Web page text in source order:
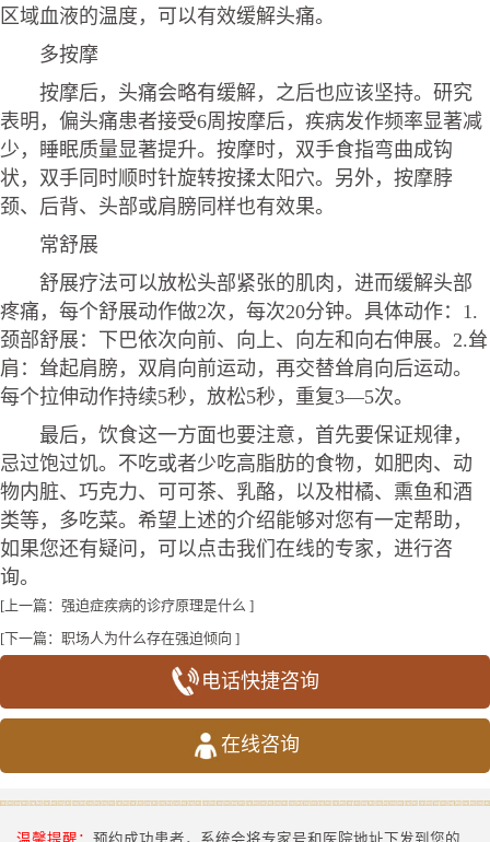
区域血液的温度，可以有效缓解头痛。
多按摩
按摩后，头痛会略有缓解，之后也应该坚持。研究
表明，偏头痛患者接受6周按摩后，疾病发作频率显著减
少，睡眠质量显著提升。按摩时，双手食指弯曲成钩
状，双手同时顺时针旋转按揉太阳穴。另外，按摩脖
颈、后背、头部或肩膀同样也有效果。
常舒展
舒展疗法可以放松头部紧张的肌肉，进而缓解头部
疼痛，每个舒展动作做2次，每次20分钟。具体动作：1.
颈部舒展：下巴依次向前、向上、向左和向右伸展。2.耸
肩：耸起肩膀，双肩向前运动，再交替耸肩向后运动。
每个拉伸动作持续5秒，放松5秒，重复3—5次。
最后，饮食这一方面也要注意，首先要保证规律，
忌过饱过饥。不吃或者少吃高脂肪的食物，如肥肉、动
物内脏、巧克力、可可茶、乳酪，以及柑橘、熏鱼和酒
类等，多吃菜。希望上述的介绍能够对您有一定帮助，
如果您还有疑问，可以点击我们在线的专家，进行咨
询。
[上一篇： 强迫症疾病的诊疗原理是什么 ]
[下一篇： 职场人为什么存在强迫倾向 ]
电话快捷咨询
在线咨询